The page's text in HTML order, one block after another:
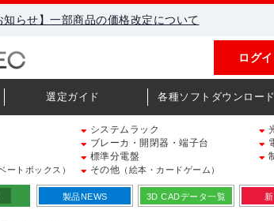
知らせ】一部商品の価格改定について
ログ
選定ガイド 各種ソフトダウンロード
システムラック
ブレーカ・開閉器・端子台
標準分電盤
ートボックス） その他 （絵本・カードゲーム）
製品NEWS 3D CADデータ一覧